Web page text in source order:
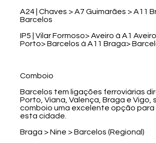
A24 | Chaves > A7 Guimarães > A11
Barcelos
IP5 | Vilar Formoso> Aveiro à A1
Porto> Barcelos à A11 Braga>
Comboio
Barcelos tem ligações ferroviárias
Porto, Viana, Valença, Braga e Vigo,
comboio uma excelente opção para
esta cidade.
Braga > Nine > Barcelos (Regional)